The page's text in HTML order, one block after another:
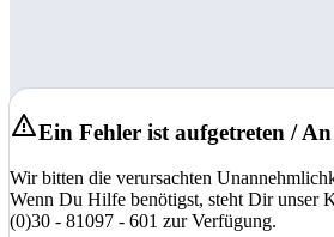
Ein Fehler ist aufgetreten /
Wir bitten die verursachten
Wenn Du Hilfe benötigst, steht Dir unser
(0)30 - 81097 - 601 zur Verfügung.